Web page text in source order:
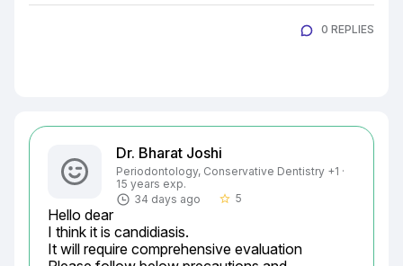
0 REPLIES
Dr. Bharat Joshi
Periodontology, Conservative Dentistry +1 ·
15 years exp.
34 days ago
star_border 5
Hello dear
I think it is candidiasis.
It will require comprehensive evaluation